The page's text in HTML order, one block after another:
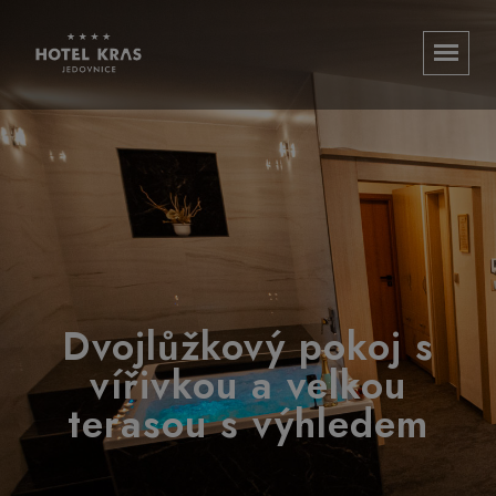
Dvojlůžkový pokoj s
vířivkou a velkou
terasou s výhledem